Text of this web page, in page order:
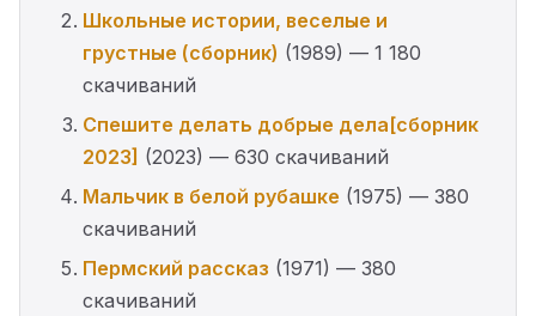
Школьные истории, веселые и
грустные (сборник) (1989) — 1 180
скачиваний
Спешите делать добрые дела[сборник
2023] (2023) — 630 скачиваний
Мальчик в белой рубашке (1975) — 380
скачиваний
Пермский рассказ (1971) — 380
скачиваний